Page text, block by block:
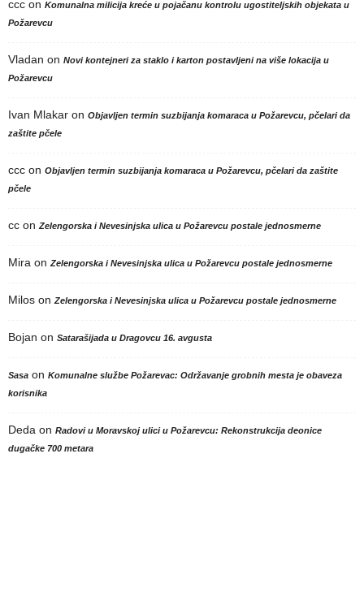
ccc on Komunalna milicija kreće u pojačanu kontrolu ugostiteljskih objekata u
Požarevcu
Vladan on Novi kontejneri za staklo i karton postavljeni na više lokacija u
Požarevcu
Ivan Mlakar on Objavljen termin suzbijanja komaraca u Požarevcu, pčelari da
zaštite pčele
ccc on Objavljen termin suzbijanja komaraca u Požarevcu, pčelari da zaštite
pčele
cc on Zelengorska i Nevesinjska ulica u Požarevcu postale jednosmerne
Mira on Zelengorska i Nevesinjska ulica u Požarevcu postale jednosmerne
Milos on Zelengorska i Nevesinjska ulica u Požarevcu postale jednosmerne
Bojan on Satarašijada u Dragovcu 16. avgusta
Sasa on Komunalne službe Požarevac: Održavanje grobnih mesta je obaveza
korisnika
Deda on Radovi u Moravskoj ulici u Požarevcu: Rekonstrukcija deonice
dugačke 700 metara